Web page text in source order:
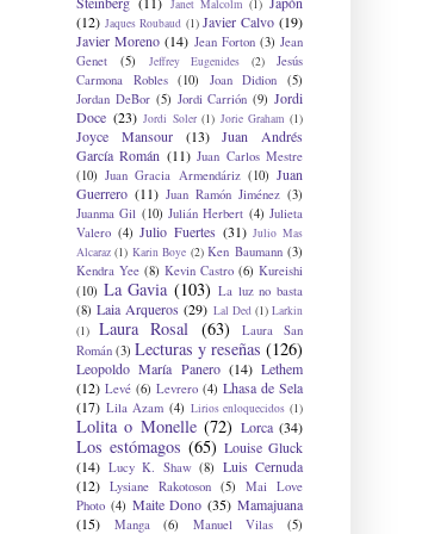
Janet Malcolm (1)
(12) Jaques Roubaud (1) Javier Calvo (19)
Javier Moreno (14) Jean Forton (3) Jean
Genet
(5) Jeffrey Eugenides (2)
Jesús
Carmona Robles
(10) Joan Didion
(5)
Jordan DeBor (5) Jordi Carrión (9) Jordi
Doce (23) Jordi Soler (1) Jorie Graham (1)
Joyce Mansour (13)
Juan Andrés
García Román (11) Juan Carlos Mestre
(10) Juan Gracia Armendáriz (10) Juan
Guerrero (11) Juan Ramón Jiménez (3)
Juanma Gil (10) Julián Herbert (4) Julieta
Valero (4) Julio Fuertes (31) Julio Mas
Alcaraz (1) Karin Boye (2) Ken Baumann (3)
Kendra Yee (8) Kevin Castro (6) Kureishi
(10) La Gavia (103) La luz no basta
(8) Laia Arqueros (29) Lal Ded (1) Larkin
(1)
Laura Rosal (63)
Laura San
Román (3) Lecturas y reseñas (126)
Leopoldo María Panero (14) Lethem
(12) Levé (6) Levrero (4) Lhasa de Sela
(17) Lila Azam (4) Lirios enloquecidos (1)
Lolita o Monelle (72) Lorca (34)
Los estómagos (65) Louise Gluck
(14) Lucy K. Shaw (8) Luis Cernuda
(12) Lysiane Rakotoson (5)
Mai Love
Photo (4) Maite Dono (35) Mamajuana
(15)
Manga (6) Manuel Vilas (5)